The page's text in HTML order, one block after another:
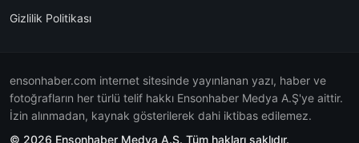
Gizlilik Politikası
ensonhaber.com internet sitesinde yayınlanan yazı, haber ve
fotoğrafların her türlü telif hakkı Ensonhaber Medya A.Ş'ye aittir.
İzin alınmadan, kaynak gösterilerek dahi iktibas edilemez.
© 2026 Ensonhaber Medya A.Ş. Tüm hakları saklıdır.